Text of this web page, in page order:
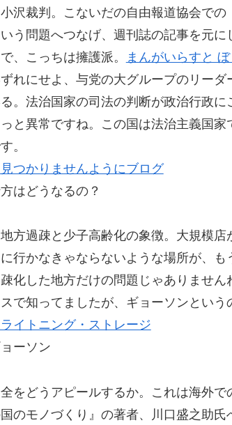
沢裁判。こないだの自由報道協会で
う問題へつなげ、週刊誌の記事を元
、こっちは擁護派。
まんがいらすと
れにせよ、与党の大グループのリー
。法治国家の司法の判断が政治行政
と異常ですね。この国は法治主義国
。
つかりませんようにブログ
はどうなるの？
方過疎と少子高齢化の象徴。大規模
行かなきゃならないような場所が、
化した地方だけの問題じゃありませ
で知ってましたが、ギョーソンという
ライトニング・ストレージ
ーソン
をどうアピールするか。これは海外
のモノづくり』の著者、川口盛之助